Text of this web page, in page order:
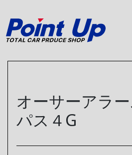
メインナビゲーション
オーサーアラ
パス４G